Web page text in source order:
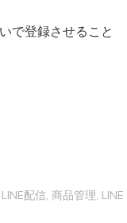
で登録させること
配信 商品管理 LINE